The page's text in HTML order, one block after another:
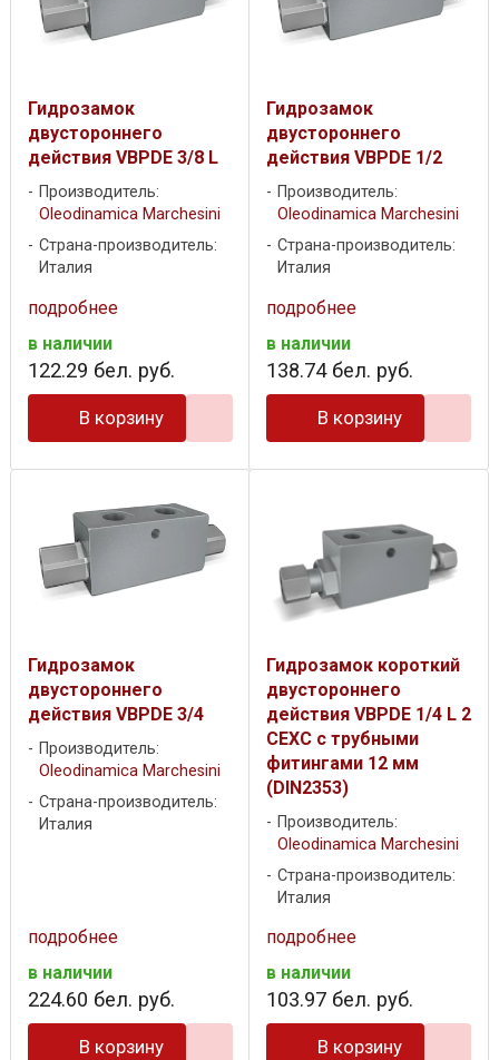
Гидрозамок
двустороннего
действия VBPDE 3/8 L
Производитель:
Oleodinamica Marchesini
Страна-производитель:
Италия
подробнее
в наличии
122.29 бел. руб.
В корзину
Гидрозамок
двустороннего
действия VBPDE 1/2
Производитель:
Oleodinamica Marchesini
Страна-производитель:
Италия
подробнее
в наличии
138.74бел. руб.
В корзину
Гидрозамок
двустороннего
действия VBPDE 3/4
Производитель:
Oleodinamica Marchesini
Страна-производитель:
Италия
подробнее
в наличии
224.60 бел. руб.
В корзину
Гидрозамок короткий
двустороннего
действия VBPDE 1/4 L 2
CEXC с трубными
фитингами 12 мм
(DIN2353)
Производитель:
Oleodinamica Marchesini
Страна-производитель:
Италия
подробнее
в наличии
103.97 бел. руб.
В корзину